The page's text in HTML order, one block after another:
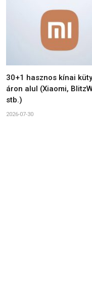
30+1 hasznos kínai
áron alul (Xiaomi,
stb.)
2026-07-30